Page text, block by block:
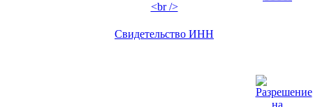
Свидетельство ИНН